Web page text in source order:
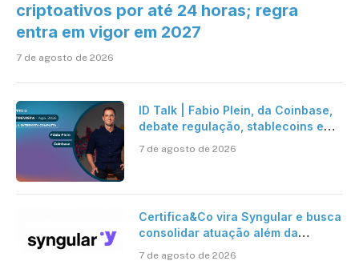
criptoativos por até 24 horas; regra
entra em vigor em 2027
7 de agosto de 2026
ID Talk | Fabio Plein, da Coinbase,
debate regulação, stablecoins e
7 de agosto de 2026
Certifica&Co vira Syngular e busca
consolidar atuação além da
7 de agosto de 2026